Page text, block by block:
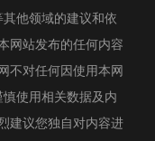
他领域的建议和依
网站发布的任何内容
不对任何因使用本网
使用相关数据及内
建议您独自对内容进